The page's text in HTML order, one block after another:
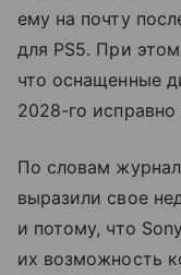
ему на почту
для PS5. При
что оснащенные
2028-го исправно
По словам
выразили свое
и потому, что
их возможность